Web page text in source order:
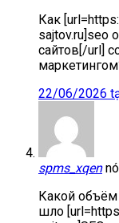
Как
sajtov.ru]seo
сайтов[/url]
22/06/2026
spms_xqen
Какой
шло